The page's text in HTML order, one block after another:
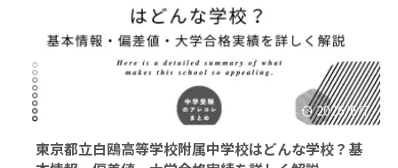
2026/6/7
東京都立白鴎高等学校附属中学校はどんな学校？基